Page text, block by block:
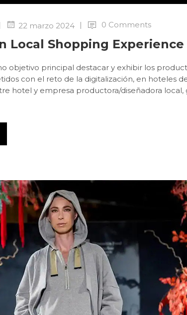
22 marzo 2024 | 0 Comments
Local Shopping Experience
objetivo principal destacar y exhibir los
con el reto de la digitalización, en hoteles
hotel y empresa productora/diseñadora